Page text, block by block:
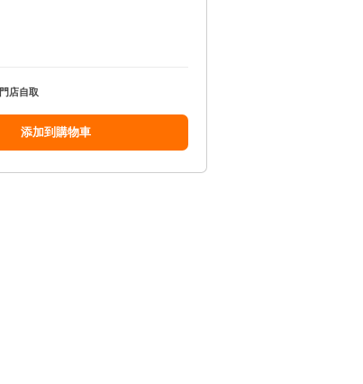
門店自取
添加到購物車